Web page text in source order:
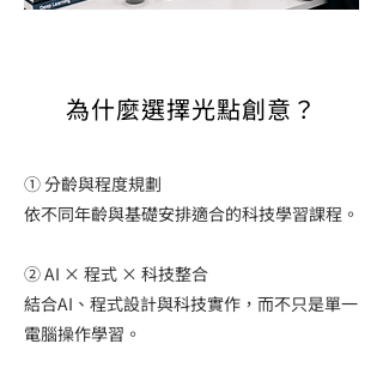
為什麼選擇光點創意？
① 分齡與程度規劃
依不同年齡與基礎安排適合的科技學習課程。
② AI × 程式 × 科技整合
結合AI、程式設計與科技實作，而不只是單一
電腦操作學習。